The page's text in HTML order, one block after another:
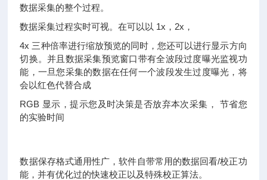
数据采集的整个过程。
数据采集过程实时可视。在可以以 1x，2x，
4x 三种倍率进行缩放预览的同时，您还可以进行显示方向
切换。并且数据采集预览窗口带有全波段过度曝光监视功
能，一旦您采集的数据在任何一个波段发生过度曝光，将
会以红色代替合成
RGB 显示，提示您及时决策是否放弃本次采集， 节省您
的实验时间
数据保存格式通用性广，软件自带常用的数据回看/校正功
能，并有优化过的快速校正以及特殊校正算法。